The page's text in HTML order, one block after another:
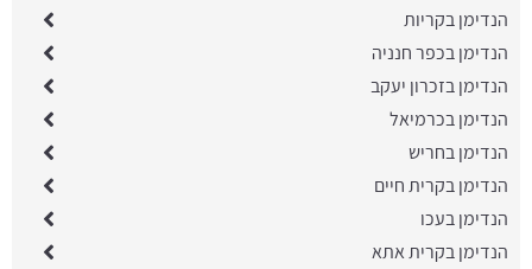
הנדימן בקריות
הנדימן בכפר חנניה
הנדימן בזכרון יעקב
הנדימן בכרמיאל
הנדימן בחריש
הנדימן בקרית חיים
הנדימן בעכו
הנדימן בקרית אתא